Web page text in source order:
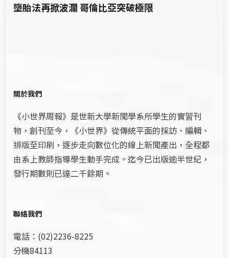
墮胎法再掀波瀾 哥倫比亞突破極限
關於我們
《小世界周報》是世新大學新聞學系所學生的實習刊
物，創刊至今，《小世界》從傳統平面的採訪、編輯、
排版至印刷，逐步走向數位化的線上新聞產出，全程都
由系上教師指導學生動手完成。迄今已出版逾半世紀，
發行期數則已達二千餘期。
聯絡我們
電話：(02)2236-8225
分機84113